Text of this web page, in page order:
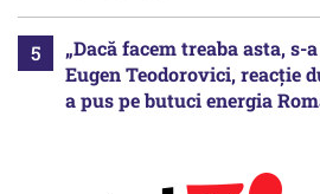
„Dacă facem treaba asta, s-
Eugen Teodorovici, reacție
a pus pe butuci energia